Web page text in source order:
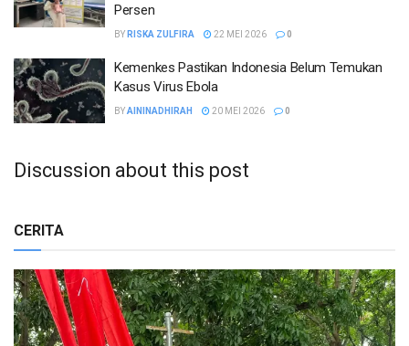
Persen
BY RISKA ZULFIRA 22 MEI 2026 0
Kemenkes Pastikan Indonesia Belum Temukan
Kasus Virus Ebola
BYAININADHIRAH 20 MEI 2026 0
Discussion about this post
CERITA